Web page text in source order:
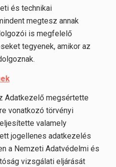
és technikai
megtesz annak
is megfelelő
tegyenek, amikor az
Adatkezelő megsértette
vonatkozó törvényi
valamely
jogellenes adatkezelés
a Nemzeti Adatvédelmi és
vizsgálati eljárását